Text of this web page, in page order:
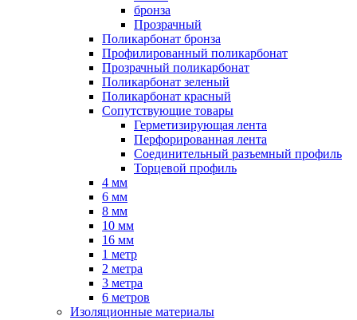
бронза
Прозрачный
Поликарбонат бронза
Профилированный поликарбонат
Прозрачный поликарбонат
Поликарбонат зеленый
Поликарбонат красный
Сопутствующие товары
Герметизирующая лента
Перфорированная лента
Соединительный разъемный профиль
Торцевой профиль
4 мм
6 мм
8 мм
10 мм
16 мм
1 метр
2 метра
3 метра
6 метров
Изоляционные материалы